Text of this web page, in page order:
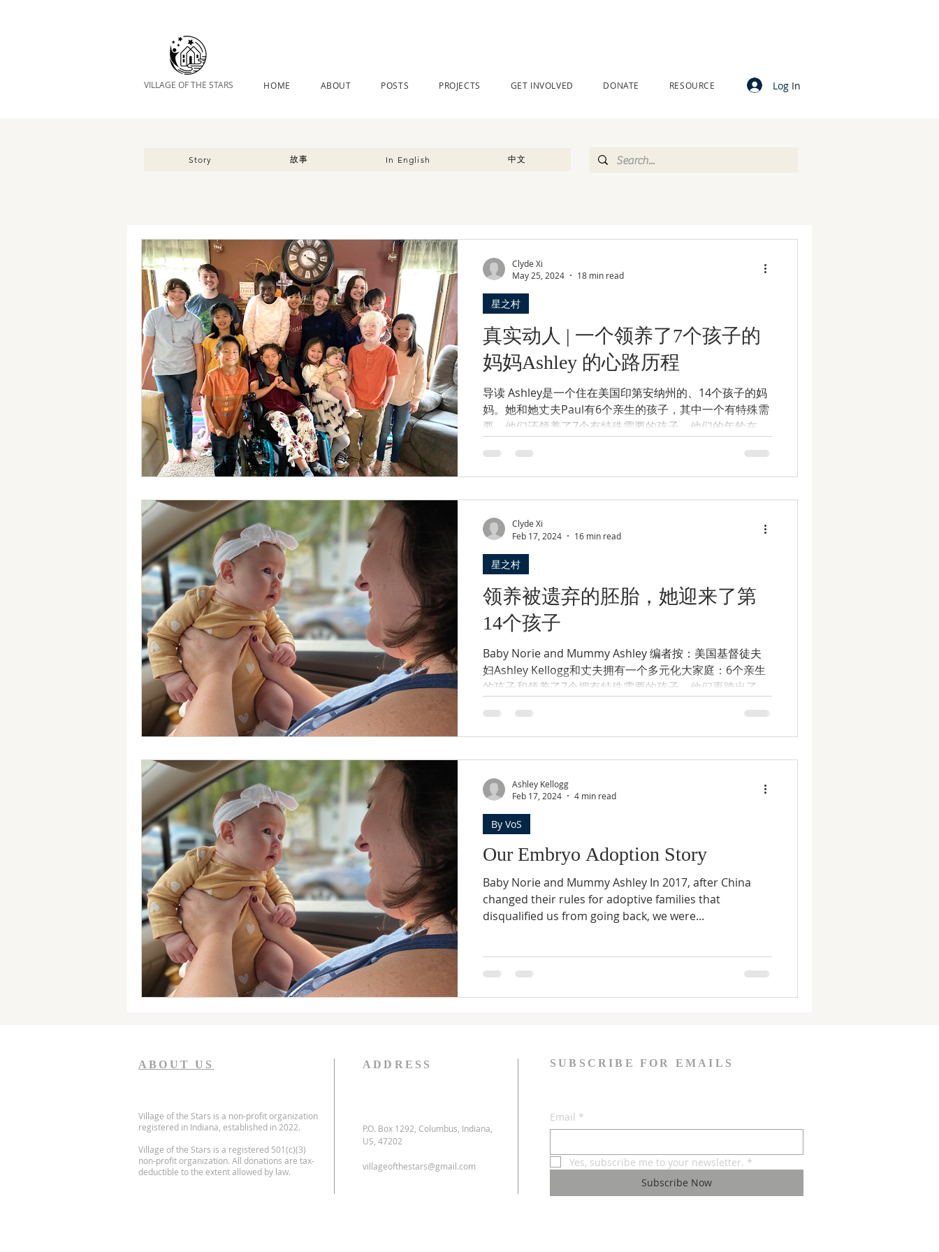
VILLAGE OF THE STARS HOME ABOUT POSTS PROJECTS GET INVOLVED DONATE RESOURCE Log In
Story 故事 In English 中文
真实动人 | 一个领养了7个孩子的
妈妈Ashley 的心路历程
导读 Ashley是一个住在美国印第安纳州的、14个孩子的妈
妈。她和她丈夫Paul有6个亲生的孩子，其中一个有特殊需
要。他们还领养了7个有特殊需要的孩子，他们的年龄在4
蒙古和海地。他们患有各种残疾，包括唐氏综合症、白化...
星之村
Clyde Xi
May 25, 2024
18 min read
领养被遗弃的胚胎，她迎来了第
14个孩子
Baby Norie and Mummy Ashley 编者按：美国基督徒夫
妇Ashley Kellogg和丈夫拥有一个多元化大家庭：6个亲生
的孩子和领养了7个拥有特殊需要的孩子。他们再跨出了一
星之村
Clyde Xi
Feb 17, 2024
16 min read
Our Embryo Adoption Story
Baby Norie and Mummy Ashley In 2017, after China
changed their rules for adoptive families that
disqualified us from going back, we were...
By VoS
Ashley Kellogg
Feb 17, 2024
4 min read
ABOUT US
Village of the Stars is a non-profit organization
registered in Indiana, established in 2022.
Village of the Stars is a registered 501(c)(3)
non-profit organization. All donations are tax-
deductible to the extent allowed by law.
ADDRESS
P.O. Box 1292, Columbus, Indiana,
US, 47202
villageofthestars@gmail.com
SUBSCRIBE FOR EMAILS
Email *
Yes, subscribe me to your newsletter. *
Subscribe Now